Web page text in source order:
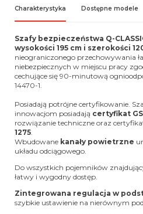
Charakterystyka Dostępne modele
Szafy bezpieczeństwa Q-
wysokości 195 cm i szerokości
nieograniczonego przechowywania
niebezpiecznych w miejscu pracy
cechujące się 90-minutową
14470-1.
Posiadają potrójne certyfikowanie.
innowacjom posiadają certyfikat GS
rozwiązanie techniczne oraz
1275.
Wbudowane kanały powietrzne
układu odciągowego.
Do wszystkich pojemników
łatwy i wygodny dostęp.
Zintegrowana regulacja w
szybkie ustawienie na nierównym